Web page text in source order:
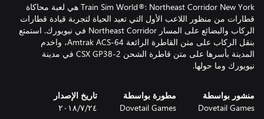
Train Sim World®: Northeast Corridor New York هي لعبة محاكاة
قطارات من منظور اللاعب الأول التي تعيد الحياة لتجربة قيادة قطارات
الركاب والبضائع على المسار Northeast Corridor في نيويورك. استمتع
بنقل الركاب على متن القاطرة الرائعة Amtrak ACS-64، واخدم
المدينة بأسرها على متن قاطرة الشحن CSX GP38-2 في مدينة
نيويورك وما حولها.
منشور بواسطة
Dovetail Games
مطورة بواسطة
Dovetail Games
تاريخ الإصدار
٢٤‏/٧‏/٢٠١٨